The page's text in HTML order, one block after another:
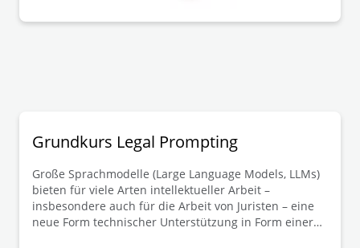
Grundkurs Legal Prompting
Große Sprachmodelle (Large Language Models, LLMs)
bieten für viele Arten intellektueller Arbeit –
insbesondere auch für die Arbeit von Juristen – eine
neue Form technischer Unterstützung in Form einer